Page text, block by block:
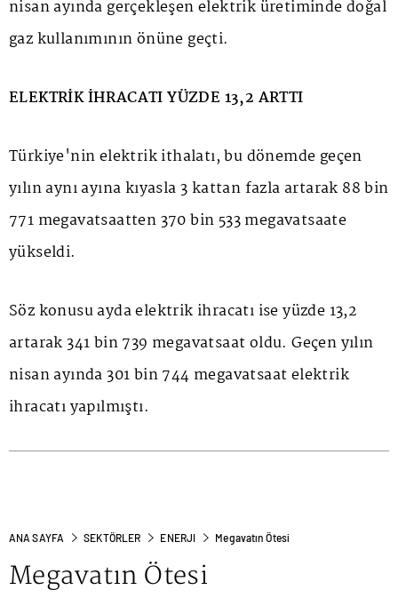
nisan ayında gerçekleşen elektrik üretiminde doğal
gaz kullanımının önüne geçti.
ELEKTRİK İHRACATI YÜZDE 13,2 ARTTI
Türkiye'nin elektrik ithalatı, bu dönemde geçen
yılın aynı ayına kıyasla 3 kattan fazla artarak 88 bin
771 megavatsaatten 370 bin 533 megavatsaate
yükseldi.
Söz konusu ayda elektrik ihracatı ise yüzde 13,2
artarak 341 bin 739 megavatsaat oldu. Geçen yılın
nisan ayında 301 bin 744 megavatsaat elektrik
ihracatı yapılmıştı.
ANA SAYFA SEKTÖRLER ENERJI Megavatın Ötesi
Megavatın Ötesi